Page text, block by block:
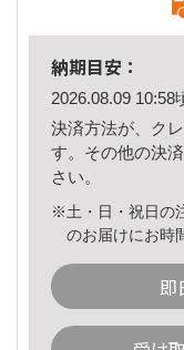
納期目安：
2026.08.09 10:58
決済方法が、ク
す。その他の決
さい。
※土・日・祝日の
のお届けにお時
即